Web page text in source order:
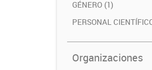
GÉNERO (1)
PERSONAL
Organizaciones